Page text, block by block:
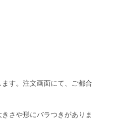
す。注文画面にて、ご都合
さや形にバラつきがありま